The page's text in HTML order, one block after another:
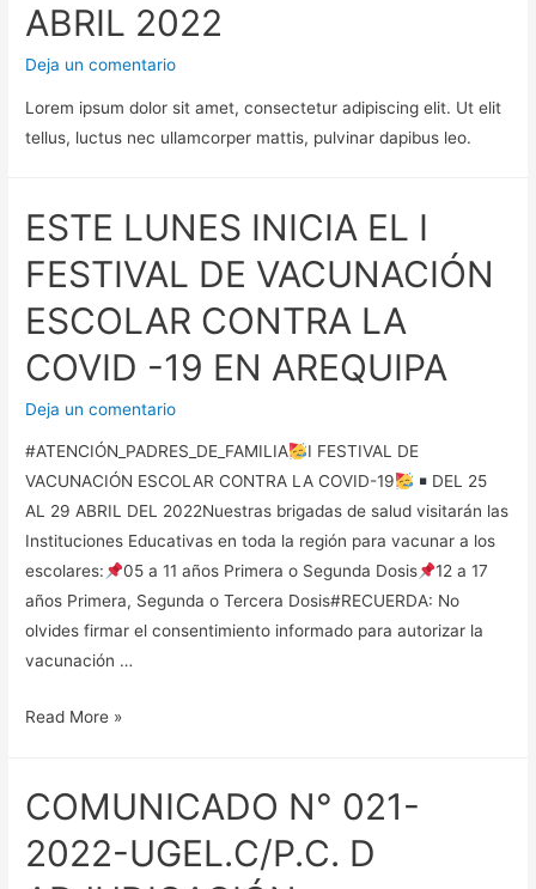
ABRIL 2022
Deja un comentario
Lorem ipsum dolor sit amet, consectetur adipiscing elit. Ut elit
tellus, luctus nec ullamcorper mattis, pulvinar dapibus leo.
ESTE LUNES INICIA EL I
FESTIVAL DE VACUNACIÓN
ESCOLAR CONTRA LA
COVID -19 EN AREQUIPA
Deja un comentario
#ATENCIÓN_PADRES_DE_FAMILIA
I FESTIVAL DE
VACUNACIÓN ESCOLAR CONTRA LA COVID-19
DEL 25
AL 29 ABRIL DEL 2022Nuestras brigadas de salud visitarán las
Instituciones Educativas en toda la región para vacunar a los
escolares:
05 a 11 años Primera o Segunda Dosis
12 a 17
años Primera, Segunda o Tercera Dosis#RECUERDA: No
olvides firmar el consentimiento informado para autorizar la
vacunación …
ESTE
EL
FESTIVAL
Read More »
COMUNICADO N° 021-
2022-UGEL.C/P.C. D